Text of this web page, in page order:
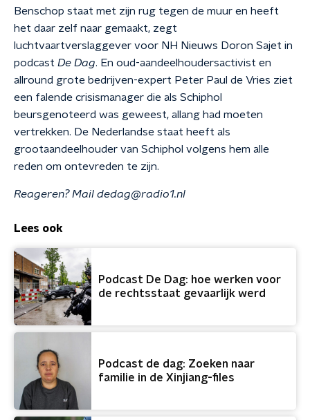
Benschop staat met zijn rug tegen de muur en heeft
het daar zelf naar gemaakt, zegt
luchtvaartverslaggever voor NH Nieuws Doron Sajet in
podcast De Dag. En oud-aandeelhoudersactivist en
allround grote bedrijven-expert Peter Paul de Vries ziet
een falende crisismanager die als Schiphol
beursgenoteerd was geweest, allang had moeten
vertrekken. De Nederlandse staat heeft als
grootaandeelhouder van Schiphol volgens hem alle
reden om ontevreden te zijn.
Reageren? Mail dedag@radio1.nl
Lees ook
Podcast De Dag: hoe werken voor
de rechtsstaat gevaarlijk werd
Podcast de dag: Zoeken naar
familie in de Xinjiang-files